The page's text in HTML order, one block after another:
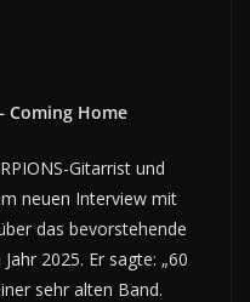
Coming Home
Gitarrist und
neuen Interview mit
das bevorstehende
2025. Er sagte: „60
sehr alten Band.